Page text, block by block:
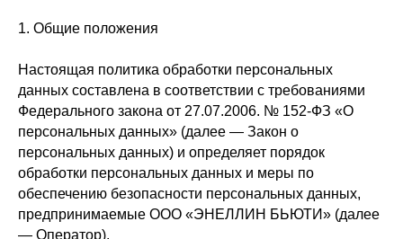
1. Общие положения
Настоящая политика обработки персональных
данных составлена в соответствии с требованиями
Федерального закона от 27.07.2006. № 152-ФЗ «О
персональных данных» (далее — Закон о
персональных данных) и определяет порядок
обработки персональных данных и меры по
обеспечению безопасности персональных данных,
предпринимаемые ООО «ЭНЕЛЛИН БЬЮТИ» (далее
— Оператор).